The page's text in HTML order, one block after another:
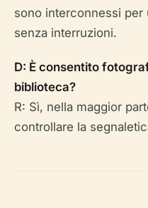
sono interconnessi
senza interruzioni.
D: È consentito
biblioteca?
R: Sì, nella maggior
controllare la